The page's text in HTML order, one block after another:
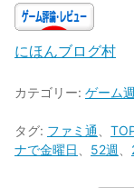
にほんブログ村
カテゴリー: ゲーム
タグ: ファミ通
ナで金曜日
52週